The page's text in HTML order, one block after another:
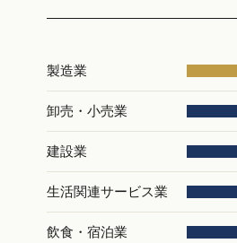
製造業
卸売・小売業
建設業
生活関連サービス業
飲食・宿泊業